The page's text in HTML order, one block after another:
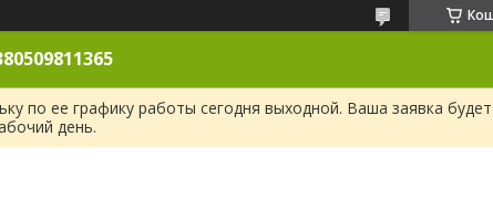
по ее графику работы сегодня выходной. Ваша заявка
день.